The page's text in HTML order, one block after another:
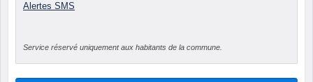
Alertes SMS
Service réservé uniquement aux habitants de la commune.